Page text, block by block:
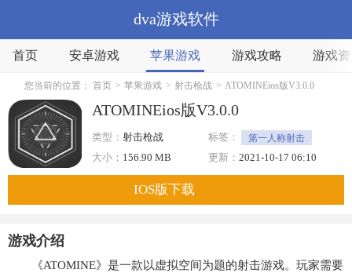
dva游戏软件
首页 安卓游戏 苹果游戏 游戏攻略 游戏
您当前的位置： 首页 > 苹果游戏 > 射击枪战 > ATOMINEios版V3.0.0
ATOMINEios版V3.0.0
类型： 射击枪战 标签： 第一人称射击
大小： 156.90 MB 更新： 2021-10-17 06:10
IOS版下载
游戏介绍
《ATOMINE》是一款以虚拟空间为题的射击游戏。玩家需要